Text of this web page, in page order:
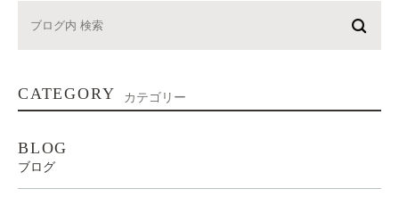
CATEGORY カテゴリー
BLOG
ブログ